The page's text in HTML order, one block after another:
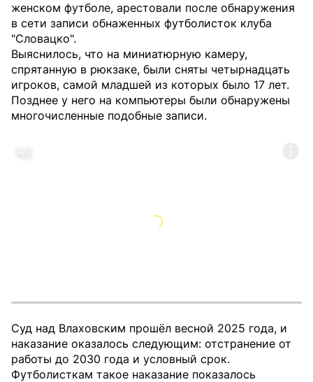
женском футболе, арестовали после обнаружения
в сети записи обнаженных футболисток клуба
"Словацко".
Выяснилось, что на миниатюрную камеру,
спрятанную в рюкзаке, были сняты четырнадцать
игроков, самой младшей из которых было 17 лет.
Позднее у него на компьютеры были обнаружены
многочисленные подобные записи.
Суд над Влаховским прошёл весной 2025 года, и
наказание оказалось следующим: отстранение от
работы до 2030 года и условный срок.
Футболисткам такое наказание показалось